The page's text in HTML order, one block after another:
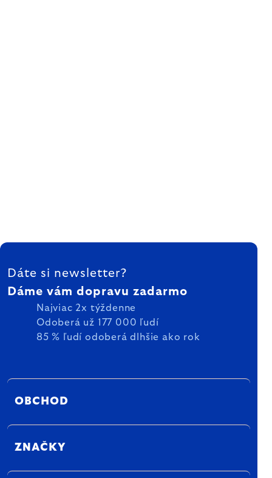
ZÁPÄTIE
Dáte si newsletter?
Dáme vám dopravu zadarmo
Najviac 2x týždenne
Odoberá už 177 000 ľudí
85 % ľudí odoberá dlhšie ako rok
OBCHOD
ZNAČKY